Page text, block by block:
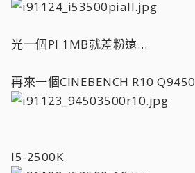
光一個PI 1MB就差粉遠…
再來一個CINEBENCH R10 Q9450
I5-2500K